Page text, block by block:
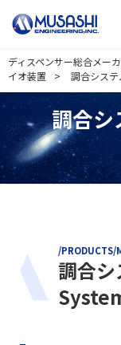
ディスペンサー総合メー
イオ装置
調合シス
調合
/PRODUCTS/
調合